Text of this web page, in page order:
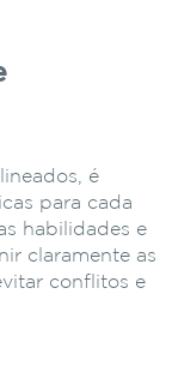
é
para cada
habilidades e
claramente as
conflitos e